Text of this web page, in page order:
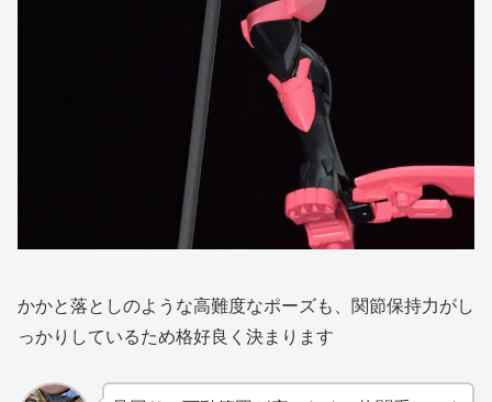
かかと落としのような高難度なポーズも、関節保持力がし
っかりしているため格好良く決まります